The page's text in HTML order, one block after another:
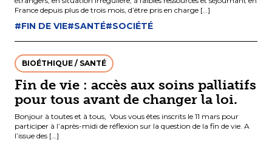
France depuis plus de trois mois, d’être pris en charge […]
#FIN DE VIE#SANTÉ#SOCIÉTÉ
BIOÉTHIQUE / SANTÉ
Fin de vie : accès aux soins palliatifs
pour tous avant de changer la loi.
Bonjour à toutes et à tous, Vous vous êtes inscrits le 11 mars pour
participer à l’après-midi de réflexion sur la question de la fin de vie. A
l’issue des […]